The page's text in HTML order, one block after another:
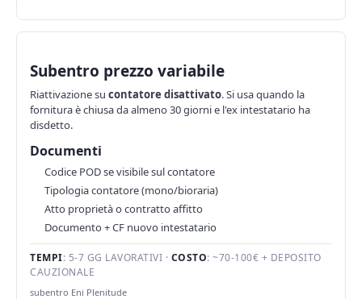
Subentro prezzo variabile
Riattivazione su contatore disattivato. Si usa quando la
fornitura è chiusa da almeno 30 giorni e l'ex intestatario ha
disdetto.
Documenti
Codice POD se visibile sul contatore
Tipologia contatore (mono/bioraria)
Atto proprietà o contratto affitto
Documento + CF nuovo intestatario
TEMPI: 5-7 GG LAVORATIVI · COSTO: ~70-100€ + DEPOSITO
CAUZIONALE
subentro Eni Plenitude